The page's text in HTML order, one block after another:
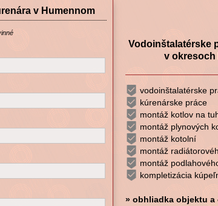
Vodoinštalatérske
v okresoch
vodoinštalatérske
kúrenárske práce
montáž kotlov na
montáž plynových
montáž kotolní
montáž
montáž
kompletizácia
» obhliadka objektu a
v Humennom